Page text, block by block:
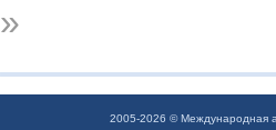
»
2005-2026 © Международная